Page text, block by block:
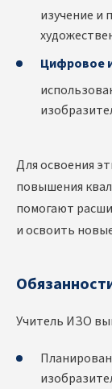
изучение и
Цифровое
Для освоения
повышения
помогают
и освоить
Учитель ИЗО